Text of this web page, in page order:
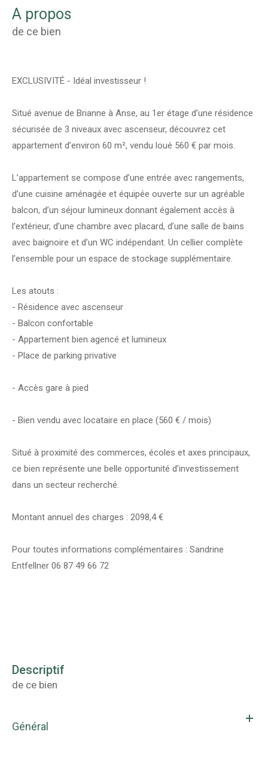
a propos
de ce bien
EXCLUSIVITÉ - Idéal investisseur !
Situé avenue de Brianne à Anse, au 1er étage d’une résidence
sécurisée de 3 niveaux avec ascenseur, découvrez cet
appartement d’environ 60 m², vendu loué 560 € par mois.
L’appartement se compose d’une entrée avec rangements,
d’une cuisine aménagée et équipée ouverte sur un agréable
balcon, d’un séjour lumineux donnant également accès à
l’extérieur, d’une chambre avec placard, d’une salle de bains
avec baignoire et d’un WC indépendant. Un cellier complète
l’ensemble pour un espace de stockage supplémentaire.
Les atouts :
- Résidence avec ascenseur
- Balcon confortable
- Appartement bien agencé et lumineux
- Place de parking privative
- Accès gare à pied
- Bien vendu avec locataire en place (560 € / mois)
Situé à proximité des commerces, écoles et axes principaux,
ce bien représente une belle opportunité d’investissement
dans un secteur recherché.
Montant annuel des charges : 2098,4 €
Pour toutes informations complémentaires : Sandrine
Entfellner 06 87 49 66 72
descriptif
de ce bien
Général